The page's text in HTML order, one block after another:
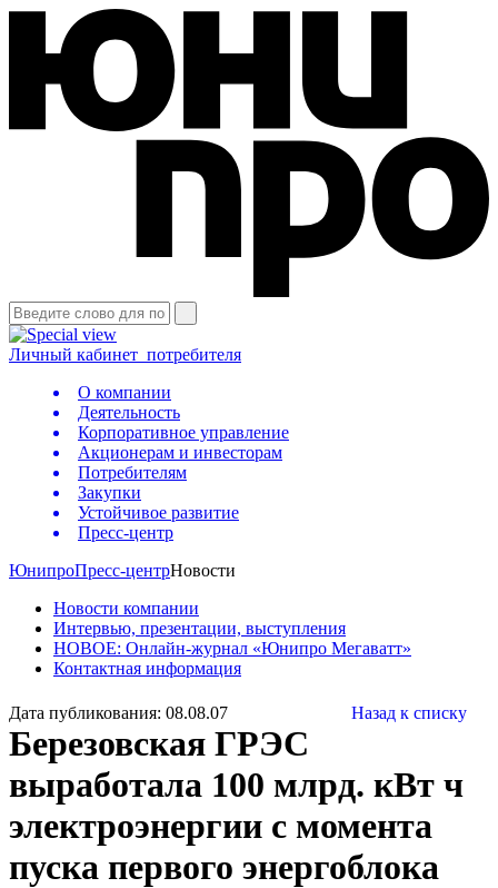
Личный кабинет потребителя
О компании
Деятельность
Корпоративное управление
Акционерам и инвесторам
Потребителям
Закупки
Устойчивое развитие
Пресс-центр
ЮнипроПресс-центрНовости
Новости компании
Интервью, презентации, выступления
НОВОЕ: Онлайн-журнал «Юнипро Мегаватт»
Контактная информация
Дата публикования: 08.08.07 Назад к списку
Березовская ГРЭС
выработала 100 млрд. кВт ч
электроэнергии с момента
пуска первого энергоблока